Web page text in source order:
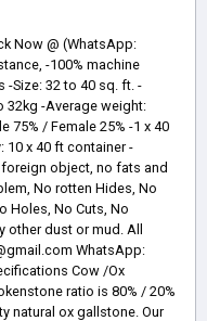
Now @ (WhatsApp:
-100% machine
-Size: 32 to 40 sq. ft. -
32kg -Average weight:
75% / Female 25% -1 x 40
10 x 40 ft container -
object, no fats and
No rotten Hides, No
Holes, No Cuts, No
other dust or mud. All
WhatsApp:
Cow /Ox
ratio is 80% / 20%
natural ox gallstone. Our